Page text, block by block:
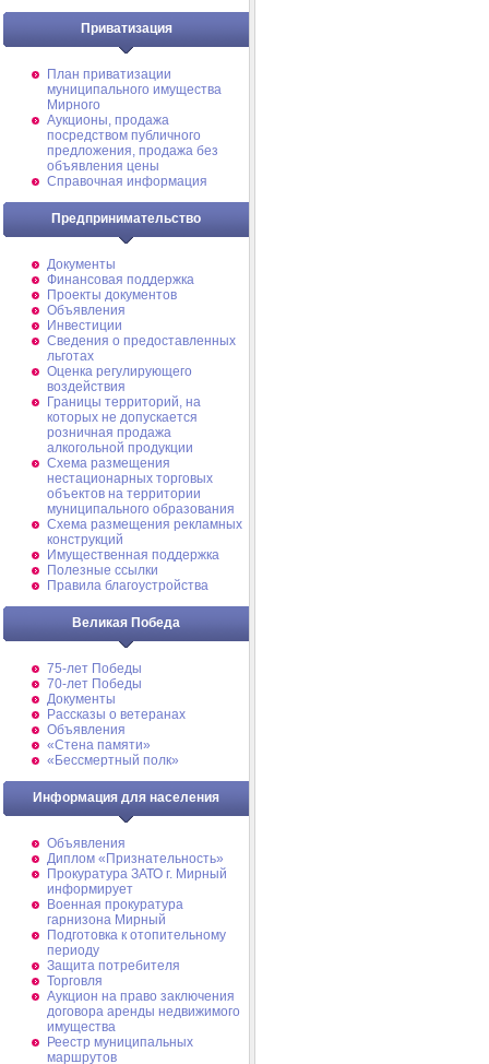
Приватизация
План приватизации
муниципального имущества
Мирного
Аукционы, продажа
посредством публичного
предложения, продажа без
объявления цены
Справочная информация
Предпринимательство
Документы
Финансовая поддержка
Проекты документов
Объявления
Инвестиции
Сведения о предоставленных
льготах
Оценка регулирующего
воздействия
Границы территорий, на
которых не допускается
розничная продажа
алкогольной продукции
Схема размещения
нестационарных торговых
объектов на территории
муниципального образования
Схема размещения рекламных
конструкций
Имущественная поддержка
Полезные ссылки
Правила благоустройства
Великая Победа
75-лет Победы
70-лет Победы
Документы
Рассказы о ветеранах
Объявления
«Стена памяти»
«Бессмертный полк»
Информация для населения
Объявления
Диплом «Признательность»
Прокуратура ЗАТО г. Мирный
информирует
Военная прокуратура
гарнизона Мирный
Подготовка к отопительному
периоду
Защита потребителя
Торговля
Аукцион на право заключения
договора аренды недвижимого
имущества
Реестр муниципальных
маршрутов